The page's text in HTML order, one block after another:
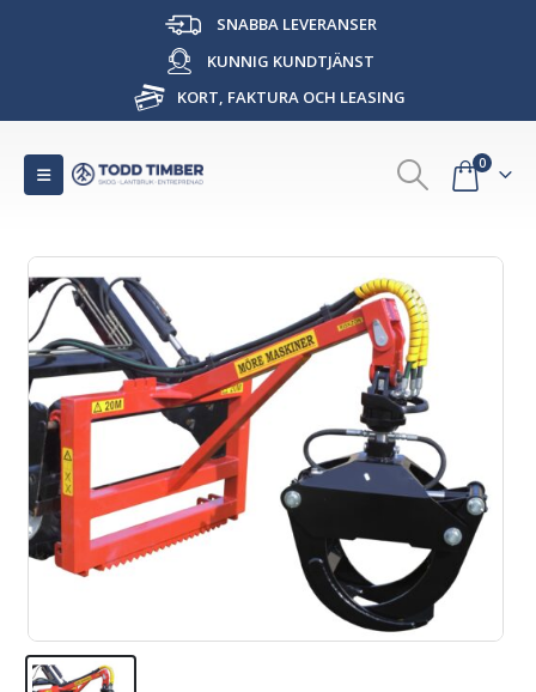
SNABBA LEVERANSER
KUNNIG KUNDTJÄNST
KORT, FAKTURA OCH LEASING
0